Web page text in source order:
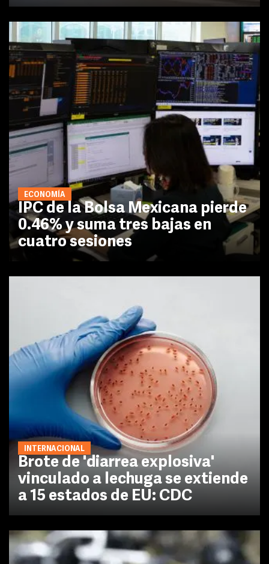
ECONOMÍA
IPC de la Bolsa Mexicana pierde
0.46% y suma tres bajas en
cuatro sesiones
INTERNACIONAL
Brote de 'diarrea explosiva'
vinculado a lechuga se extiende
a 15 estados de EU: CDC